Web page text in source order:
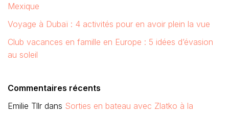
Mexique
Voyage à Dubaï : 4 activités pour en avoir plein la vue
Club vacances en famille en Europe : 5 idées d’évasion
au soleil
Commentaires récents
Emilie Tllr dans Sorties en bateau avec Zlatko à la